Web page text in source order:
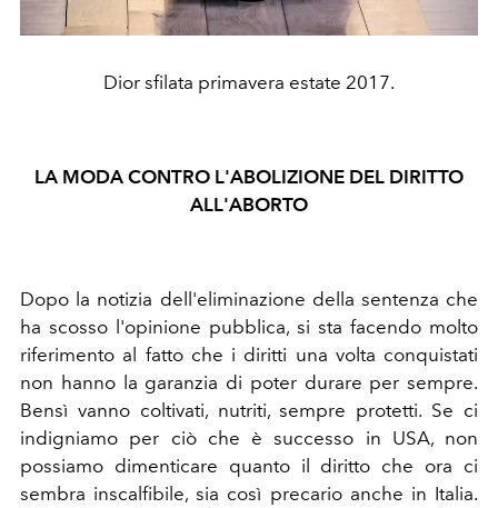
Dior sfilata primavera estate 2017.
LA MODA CONTRO L'ABOLIZIONE DEL DIRITTO
ALL'ABORTO
Dopo la notizia dell'eliminazione della sentenza che
ha scosso l'opinione pubblica, si sta facendo molto
riferimento al fatto che i diritti una volta conquistati
non hanno la garanzia di poter durare per sempre.
Bensì vanno coltivati, nutriti, sempre protetti. Se ci
indigniamo per ciò che è successo in USA, non
possiamo dimenticare quanto il diritto che ora ci
sembra inscalfibile, sia così precario anche in Italia.